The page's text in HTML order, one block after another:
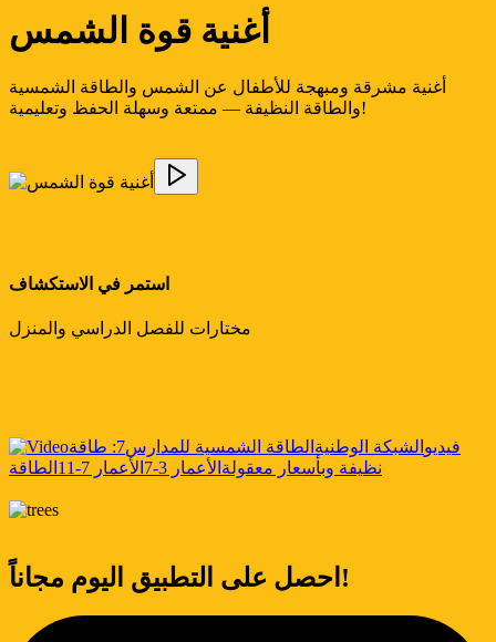
أغنية قوة الشمس
أغنية مشرقة ومبهجة للأطفال عن الشمس والطاقة الشمسية
والطاقة النظيفة — ممتعة وسهلة الحفظ وتعليمية!
استمر في الاستكشاف
مختارات للفصل الدراسي والمنزل
فيديو الشبكة الوطنية الطاقة الشمسية للمدارس 7: طاقة
نظيفة وبأسعار معقولة الأعمار 3-7 الأعمار 7-11 الطاقة
احصل على التطبيق اليوم مجاناً!